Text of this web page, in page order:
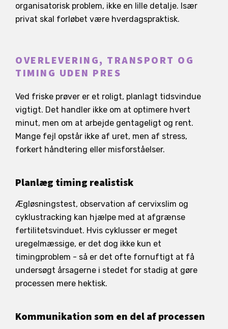
organisatorisk problem, ikke en lille detalje. Især
privat skal forløbet være hverdagspraktisk.
OVERLEVERING, TRANSPORT OG
TIMING UDEN PRES
Ved friske prøver er et roligt, planlagt tidsvindue
vigtigt. Det handler ikke om at optimere hvert
minut, men om at arbejde gentageligt og rent.
Mange fejl opstår ikke af uret, men af stress,
forkert håndtering eller misforståelser.
Planlæg timing realistisk
Ægløsningstest, observation af cervixslim og
cyklustracking kan hjælpe med at afgrænse
fertilitetsvinduet. Hvis cyklusser er meget
uregelmæssige, er det dog ikke kun et
timingproblem - så er det ofte fornuftigt at få
undersøgt årsagerne i stedet for stadig at gøre
processen mere hektisk.
Kommunikation som en del af processen